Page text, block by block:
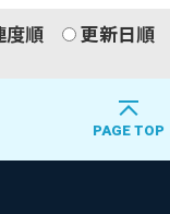
度順 更新日順
PAGE TOP